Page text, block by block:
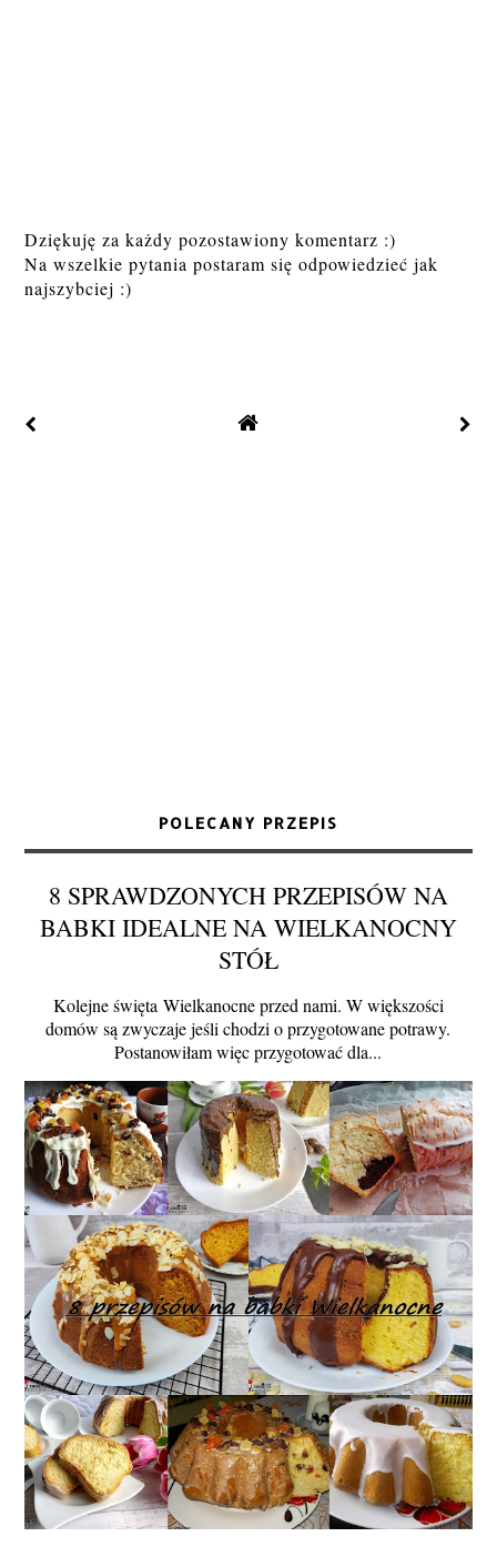
Dziękuję za każdy pozostawiony komentarz :)
Na wszelkie pytania postaram się odpowiedzieć jak
najszybciej :)
POLECANY PRZEPIS
8 SPRAWDZONYCH PRZEPISÓW NA
BABKI IDEALNE NA WIELKANOCNY
STÓŁ
Kolejne święta Wielkanocne przed nami. W większości
domów są zwyczaje jeśli chodzi o przygotowane potrawy.
Postanowiłam więc przygotować dla...